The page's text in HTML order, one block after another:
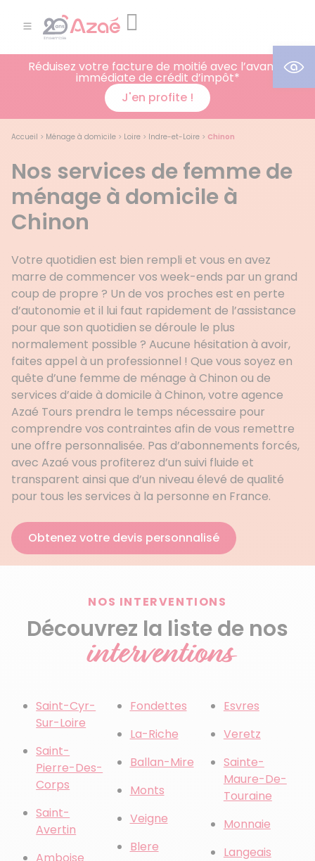
Réduisez votre facture de moitié avec l’avance
immédiate de crédit d’impôt*
J'en profite !
Accueil > Ménage à domicile > Loire > Indre-et-Loire > Chinon
Nos services de femme de
ménage à domicile à
Chinon
Votre quotidien est bien rempli et vous en avez
marre de commencer vos week-ends par un grand
coup de propre ? Un de vos proches est en perte
d’autonomie et il lui faut rapidement de l’assistance
pour que son quotidien se déroule le plus
normalement possible ? Aucune hésitation à avoir,
faites appel à un professionnel ! Que vous soyez en
quête d’une femme de ménage à Chinon ou de
services d’aide à domicile à Chinon, votre agence
Azaé Tours prendra le temps nécessaire pour
comprendre vos contraintes afin de vous remettre
une offre personnalisée. Pas d’abonnements forcés,
avec Azaé vous profiterez d’un suivi fluide et
transparent ainsi que d’un niveau élevé de qualité
pour tous les services à la personne en France.
Obtenez votre devis personnalisé
NOS INTERVENTIONS
Découvrez la liste de nos
interventions
Saint-Cyr-
Sur-Loire
Saint-
Pierre-Des-
Corps
Saint-
Avertin
Fondettes
La-Riche
Ballan-Mire
Monts
Veigne
Blere
Esvres
Veretz
Sainte-
Maure-De-
Touraine
Monnaie
Langeais